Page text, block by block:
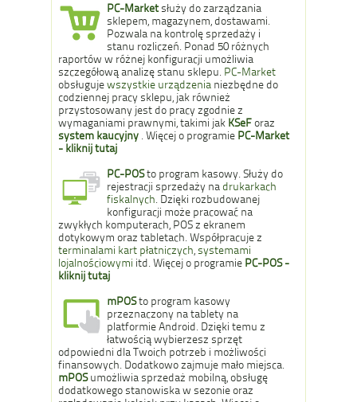
PC-Market służy do zarządzania
sklepem, magazynem, dostawami.
Pozwala na kontrolę sprzedaży i
stanu rozliczeń. Ponad 50 różnych
raportów w różnej konfiguracji umożliwia
szczegółową analizę stanu sklepu. PC-Market
obsługujewszystkie urządzenia niezbędne do
codziennej pracy sklepu, jak również
przystosowany jest do pracy zgodnie z
wymaganiami prawnymi, takimi jak KSeForaz
system kaucyjny . Więcej o programie PC-Market
- kliknij tutaj
PC-POSto program kasowy. Służy do
rejestracji sprzedaży nadrukarkach
fiskalnych . Dzięki rozbudowanej
konfiguracji może pracować na
zwykłych komputerach, POS z ekranem
dotykowym oraz tabletach. Współpracuje z
terminalami kart płatniczych systemami
lojalnościowymi itd. Więcej o programie PC-POS -
kliknij tutaj
mPOSto program kasowy
przeznaczony na tablety na
platformie Android. Dzięki temu z
łatwością wybierzesz sprzęt
odpowiedni dla Twoich potrzeb i możliwości
finansowych. Dodatkowo zajmuje mało miejsca.
mPOSumożliwia sprzedaż mobilną, obsługę
dodatkowego stanowiska w sezonie oraz